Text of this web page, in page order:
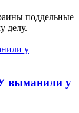
поддельные
делу.
выманили у